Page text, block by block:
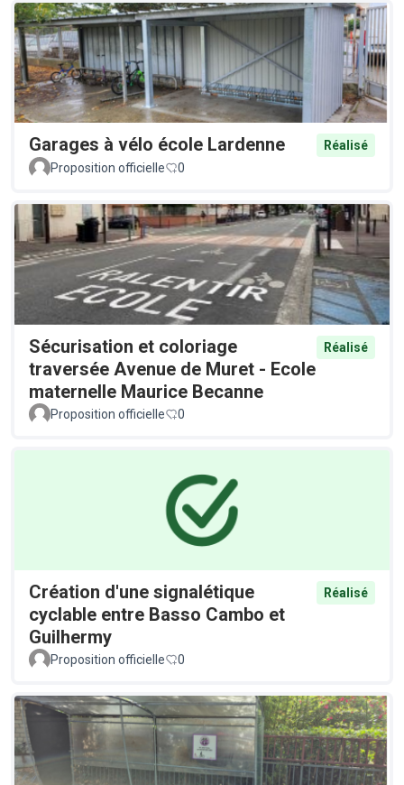
Garages à vélo école Lardenne
Réalisé
Proposition officielle
0
Sécurisation et coloriage
traversée Avenue de Muret - Ecole
maternelle Maurice Becanne
Réalisé
Proposition officielle 0
Création d'une signalétique
cyclable entre Basso Cambo et
Guilhermy
Réalisé
Proposition officielle 0